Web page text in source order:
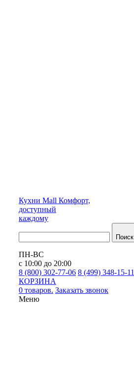
Кухни Mall Комфорт,
доступный
каждому
Поиск
ПН-ВС
с 10:00 до 20:00
8 (800) 302-77-06 8 (499) 348-15-11
КОРЗИНА
0 товаров. Заказать звонок
Меню